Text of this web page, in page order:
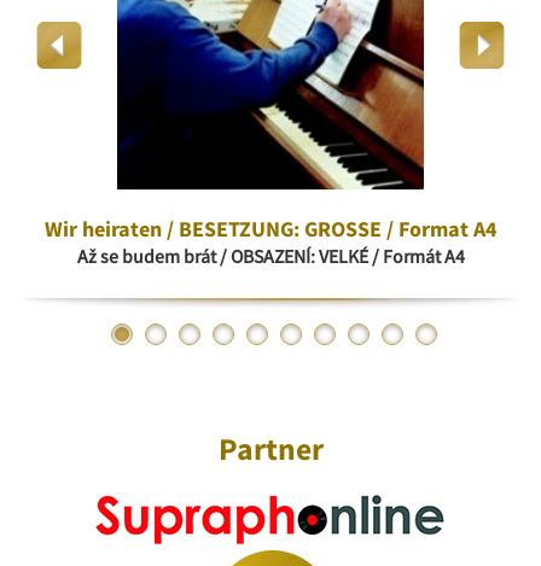
Wir heiraten / BESETZUNG: GROSSE / Format A4
Až se budem brát / OBSAZENÍ: VELKÉ / Formát A4
Partner